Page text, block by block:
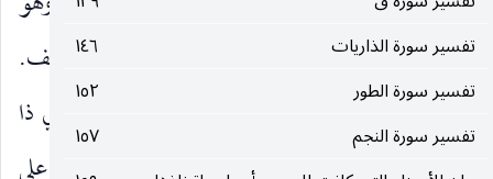
تفسير سورة الذاريات
١٤٦
تفسير سورة الطور
١٥٢
تفسير سورة النجم
١٥٧
الإتيان بالمقترحات كلها ونظيره الخف بمعنى الخفيف.
وقرئ بفتح الدال على أنه كقيم أو مقدر بمضاف أي ذا
)